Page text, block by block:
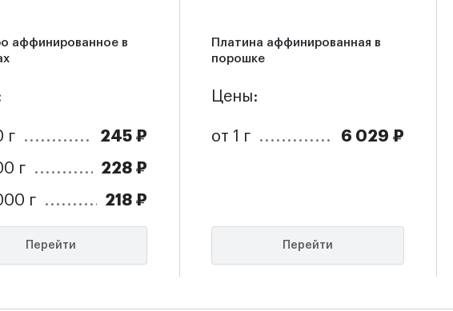
аффинированное в
г 245 ₽
г 228 ₽
г 218 ₽
Перейти
Платина аффинированная в
порошке
Цены:
от 1 г 6 029 ₽
Перейти